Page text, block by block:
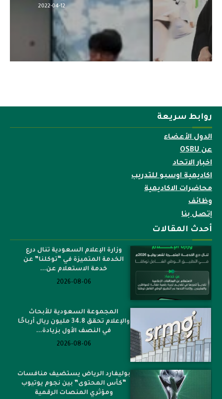
2022-04-12
روابط سريعة
الدول الأعضاء
عن OSBU
اخبار الاتحاد
اكاديمية اوسبو للتدريب
محاضرات الاكاديمية
وظائف
إتصل بنا
أحدث المقالات
وزارة الإعلام السعودية تنال درع
الخدمة المتميزة في “توكلنا” عن
خدمة الاستعلام عن...
2026-08-06
المجموعة السعودية للأبحاث
والإعلام تحقق 34.8 مليون ريال أرباحًا
في النصف الأول بزيادة...
2026-08-06
بوليفارد الرياض يستضيف منافسات
“كأس المحتوى” بين نجوم يوتيوب
ومؤثري المنصات الرقمية